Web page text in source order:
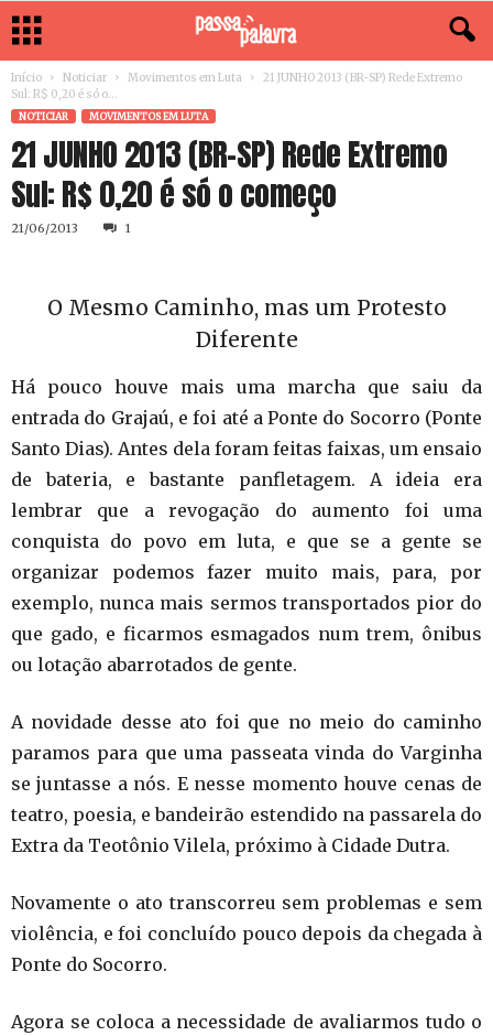
Início Noticiar Movimentos em Luta
21 JUNHO 2013 (BR-SP) Rede Extremo
Sul: R$ 0,20 é só o...
NOTICIAR MOVIMENTOS EM LUTA
21 JUNHO 2013 (BR-SP) Rede Extremo
Sul: R$ 0,20 é só o começo
21/06/2013 1
O Mesmo Caminho, mas um Protesto
Diferente
Há pouco houve mais uma marcha que saiu da
entrada do Grajaú, e foi até a Ponte do Socorro (Ponte
Santo Dias). Antes dela foram feitas faixas, um ensaio
de bateria, e bastante panfletagem. A ideia era
lembrar que a revogação do aumento foi uma
conquista do povo em luta, e que se a gente se
organizar podemos fazer muito mais, para, por
exemplo, nunca mais sermos transportados pior do
que gado, e ficarmos esmagados num trem, ônibus
ou lotação abarrotados de gente.
A novidade desse ato foi que no meio do caminho
paramos para que uma passeata vinda do Varginha
se juntasse a nós. E nesse momento houve cenas de
teatro, poesia, e bandeirão estendido na passarela do
Extra da Teotônio Vilela, próximo à Cidade Dutra.
Novamente o ato transcorreu sem problemas e sem
violência, e foi concluído pouco depois da chegada à
Ponte do Socorro.
Agora se coloca a necessidade de avaliarmos tudo o